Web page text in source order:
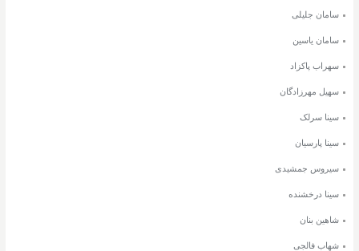
سامان جلیلی
سامان یاسین
سهراب پاکزاد
سهیل مهرزادگان
سینا سرلک
سینا پارسیان
سیروس جمشیدی
سینا درخشنده
شاهین بنان
شهاب فالجی